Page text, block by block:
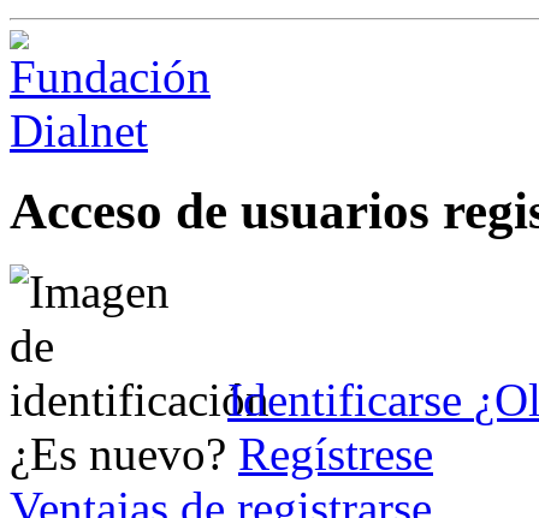
Acceso de usuarios
Identificarse
¿Es nuevo? Regístrese